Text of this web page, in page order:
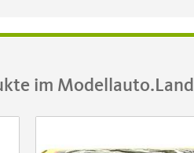
im Modellauto.Land